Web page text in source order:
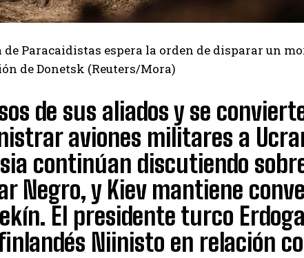
Paracaidistas espera la orden de disparar un
de Donetsk (Reuters/Mora)
de sus aliados y se
aviones militares a
continúan discutiendo
Negro, y Kiev mantiene
El presidente turco
Niinisto en relación